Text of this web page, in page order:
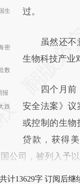
生
密
数
报
跌
过。
虽然还不意
生物科技产业
四个月前，
安全法案》议
或控制的生物
贷款，获得
公司，被列入予
计13629字 订阅后继